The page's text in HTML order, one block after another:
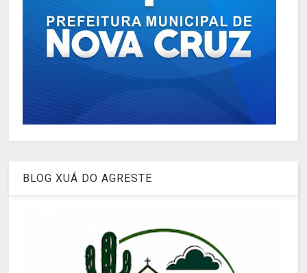
BLOG XUÁ DO AGRESTE